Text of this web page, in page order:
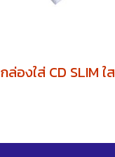
กล่องใส่ CD SLIM ใส